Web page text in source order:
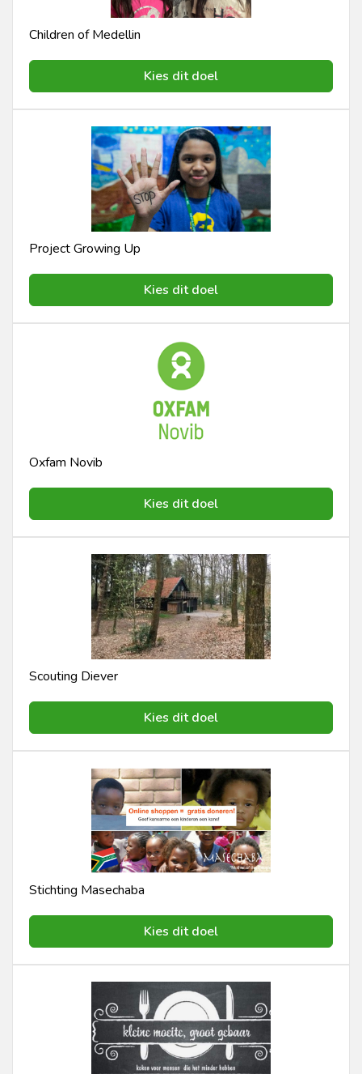
Children of Medellin
Kies dit doel
Project Growing Up
Kies dit doel
Oxfam Novib
Kies dit doel
Scouting Diever
Kies dit doel
Stichting Masechaba
Kies dit doel